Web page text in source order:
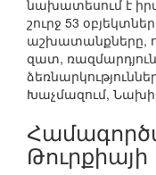
նախատեսում է
շուրջ 53
աշխատանքները,
զատ,
Խաչմազում,